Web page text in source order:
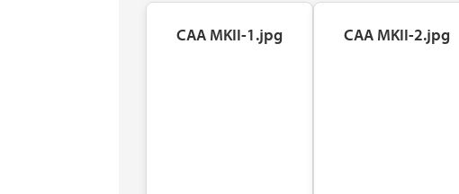
CAA MKII-1.jpg CAA MKII-2.jpg